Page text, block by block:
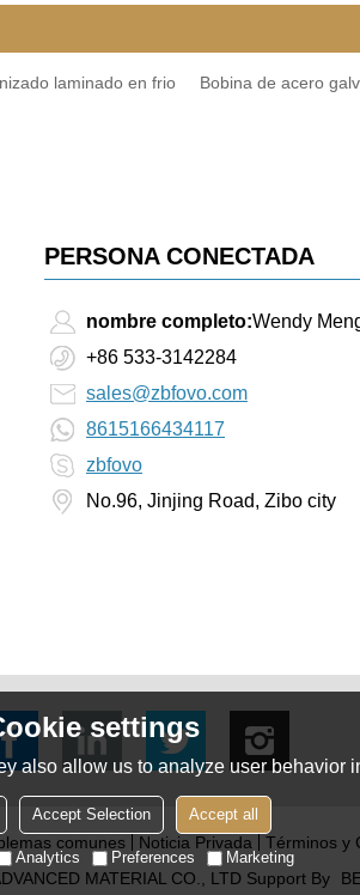
laminado en frio
Bobina de acero
PERSONA CONECTADA
nombre completo:Wendy
+86 533-3142284
sales@zbfovo.com
8615166434117
zbfovo
No.96, Jinjing Road, Zibo city
comunes Noticia Privada
Términos y
MATERIAL CO., LTDSupport By
settings
also allow us to analyze user behavior
Accept Selection Accept all
Analytics Preferences Marketing